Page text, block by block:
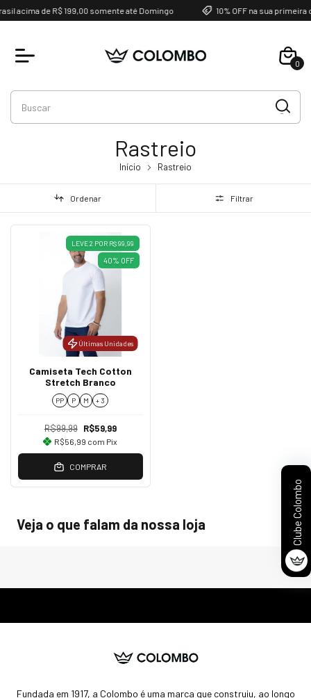
acima de R$ 199,00 somente até Domingo 10% OFF na sua primeira
0
Rastreio
Início Rastreio
Ordenar Filtrar
Últimas Unidades
LEVE 2 POR R$ 99,99
40% OFF
Camiseta Tech Cotton
Stretch Branco
PP P M + 3
R$99,99 R$59,99
R$56,99 com Pix
COMPRAR
Veja o que falam da nossa loja
Fundada em 1917, a Colombo é uma marca que construiu, ao longo
Clube Colombo